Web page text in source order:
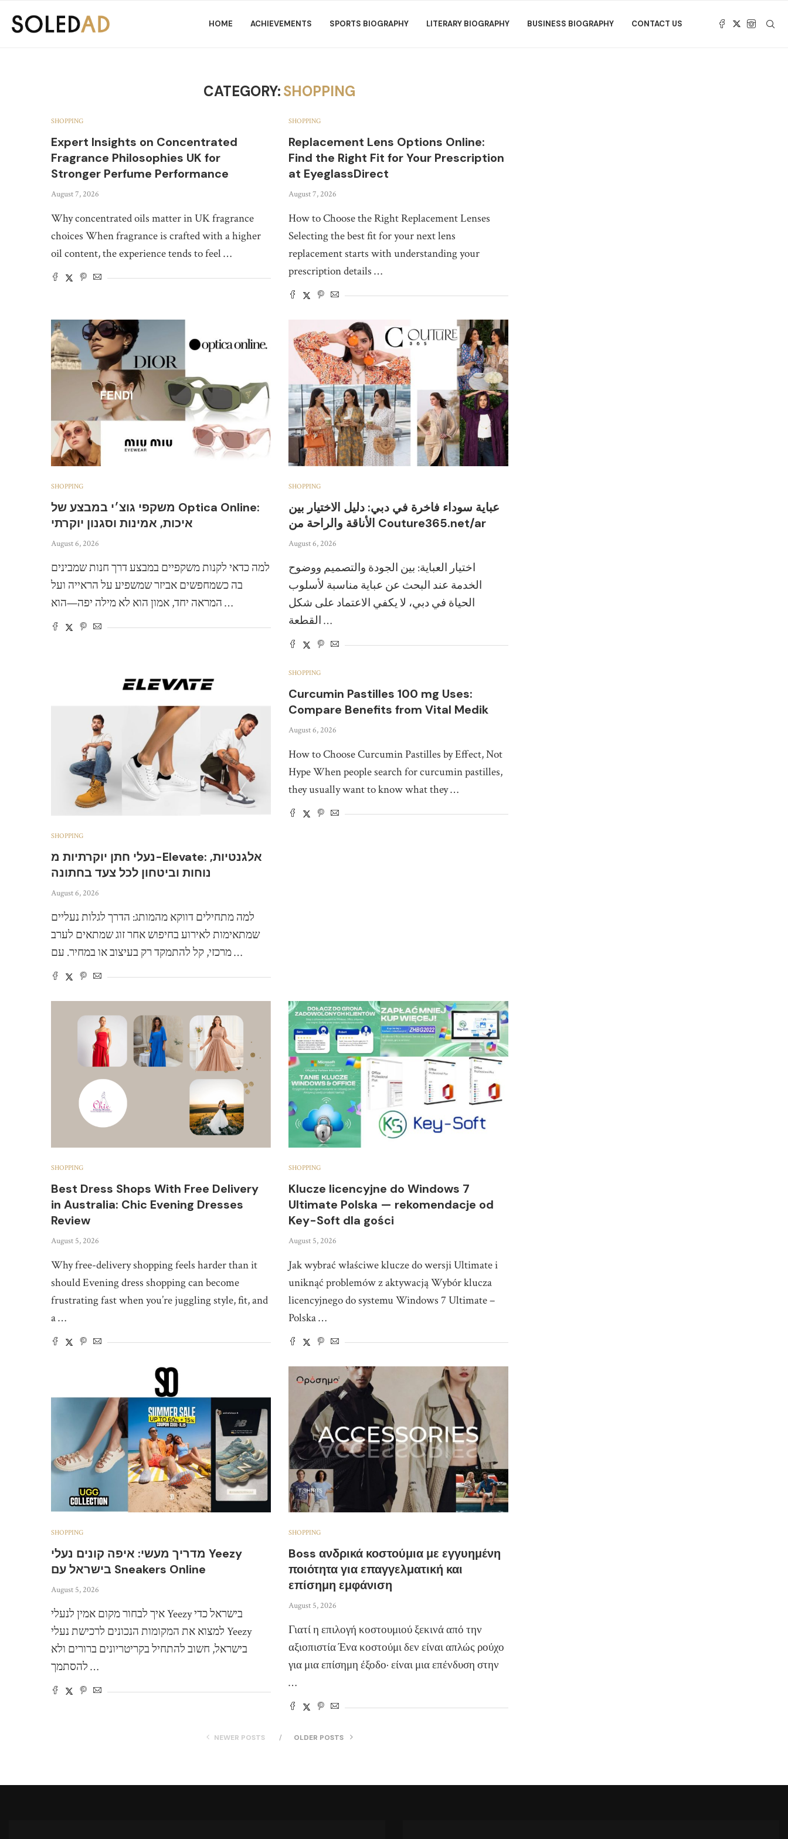
HOME ACHIEVEMENTS SPORTS BIOGRAPHY LITERARY BIOGRAPHY BUSINESS BIOGRAPHY CONTACT US
CATEGORY:SHOPPING
SHOPPING
Expert Insights on Concentrated
Fragrance Philosophies UK for
Stronger Perfume Performance
August 7, 2026
Why concentrated oils matter in UK fragrance
choices When fragrance is crafted with a higher
oil content, the experience tends to feel …
SHOPPING
Replacement Lens Options Online:
Find the Right Fit for Your Prescription
at EyeglassDirect
August 7, 2026
How to Choose the Right Replacement Lenses
Selecting the best fit for your next lens
replacement starts with understanding your
prescription details …
SHOPPING
משקפי גוצ׳י במבצע של Optica Online:
איכות, אמינות וסגנון יוקרתי
August 6, 2026
למה כדאי לקנות משקפיים במבצע דרך חנות שמבינים
בה כשמחפשים אביזר שמשפיע על הראייה ועל
המראה יחד, אמון הוא לא מילה יפה—הוא …
SHOPPING
عباية سوداء فاخرة في دبي: دليل الاختيار بين
الأناقة والراحة من Couture365.net/ar
August 6, 2026
اختيار العباية: بين الجودة والتصميم ووضوح
الخدمة عند البحث عن عباية مناسبة لأسلوب
الحياة في دبي، لا يكفي الاعتماد على شكل
القطعة …
SHOPPING
נעלי חתן יוקרתיות מ-Elevate: אלגנטיות,
נוחות וביטחון לכל צעד בחתונה
August 6, 2026
למה מתחילים דווקא מהמותג: הדרך לגלות נעליים
שמתאימות לאירוע בחיפוש אחר זוג שמתאים לערב
מרכזי, קל להתמקד רק בעיצוב או במחיר. עם …
SHOPPING
Curcumin Pastilles 100 mg Uses:
Compare Benefits from Vital Medik
August 6, 2026
How to Choose Curcumin Pastilles by Effect, Not
Hype When people search for curcumin pastilles,
they usually want to know what they …
SHOPPING
Best Dress Shops With Free Delivery
in Australia: Chic Evening Dresses
Review
August 5, 2026
Why free-delivery shopping feels harder than it
should Evening dress shopping can become
frustrating fast when you’re juggling style, fit, and
a …
SHOPPING
Klucze licencyjne do Windows 7
Ultimate Polska — rekomendacje od
Key-Soft dla gości
August 5, 2026
Jak wybrać właściwe klucze do wersji Ultimate i
uniknąć problemów z aktywacją Wybór klucza
licencyjnego do systemu Windows 7 Ultimate –
Polska …
SHOPPING
מדריך מעשי: איפה קונים נעלי Yeezy
בישראל עם Sneakers Online
August 5, 2026
איך לבחור מקום אמין לנעלי Yeezy בישראל כדי
למצוא את המקומות הנכונים לרכישת נעלי Yeezy
בישראל, חשוב להתחיל בקריטריונים ברורים ולא
להסתמך …
SHOPPING
Boss ανδρικά κοστούμια με εγγυημένη
ποιότητα για επαγγελματική και
επίσημη εμφάνιση
August 5, 2026
Γιατί η επιλογή κοστουμιού ξεκινά από την
αξιοπιστία Ένα κοστούμι δεν είναι απλώς ρούχο
για μια επίσημη έξοδο· είναι μια επένδυση στην
…
NEWER POSTS OLDER POSTS